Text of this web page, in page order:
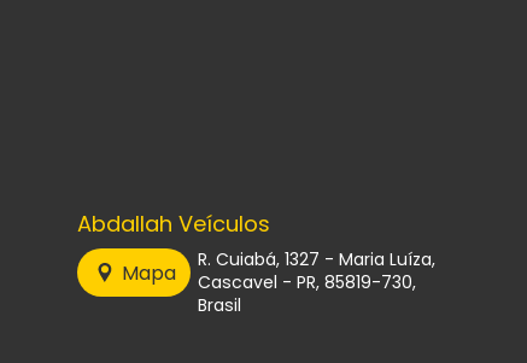
Abdallah Veículos
Mapa
R. Cuiabá, 1327 - Maria Luíza,
Cascavel - PR, 85819-730,
Brasil